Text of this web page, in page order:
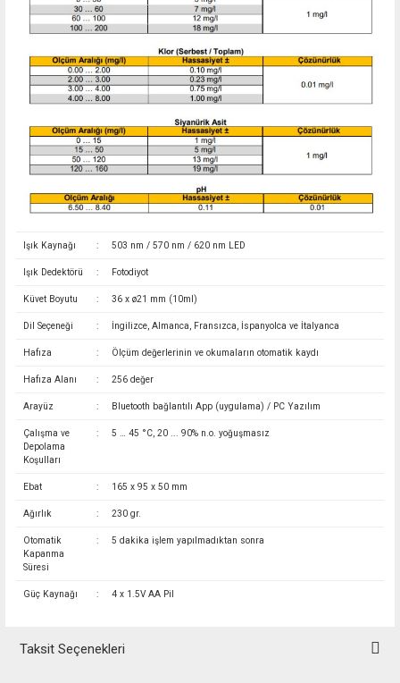
Işık Kaynağı : 503 nm / 570 nm / 620 nm LED
Işık Dedektörü : Fotodiyot
Küvet Boyutu : 36 x ø21 mm (10ml)
Dil Seçeneği : İngilizce, Almanca, Fransızca, İspanyolca ve İtalyanca
Hafıza : Ölçüm değerlerinin ve okumaların otomatik kaydı
Hafıza Alanı : 256 değer
Arayüz : Bluetooth bağlantılı App (uygulama) / PC Yazılım
Çalışma ve
Depolama
Koşulları
: 5 … 45 °C, 20 ... 90% n.o. yoğuşmasız
Ebat : 165 x 95 x 50 mm
Ağırlık : 230 gr.
Otomatik
Kapanma
Süresi
: 5 dakika işlem yapılmadıktan sonra
Güç Kaynağı : 4 x 1.5V AA Pil
Taksit Seçenekleri